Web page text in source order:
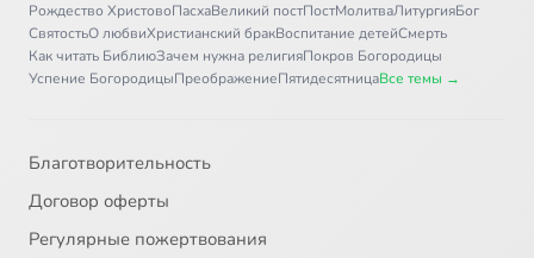
Рождество ХристовоПасхаВеликий постПостМолитваЛитургияБог
СвятостьО любвиХристианский бракВоспитание детейСмерть
Как читать БиблиюЗачем нужна религияПокров Богородицы
Успение БогородицыПреображениеПятидесятницаВсе темы →
Благотворительность
Договор оферты
Регулярные пожертвования